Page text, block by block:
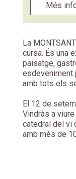
Més
La
cursa. És una
paisatge,
esdeveniment
amb tots els
El 12 de
Vindràs a
catedral del vi
amb més de